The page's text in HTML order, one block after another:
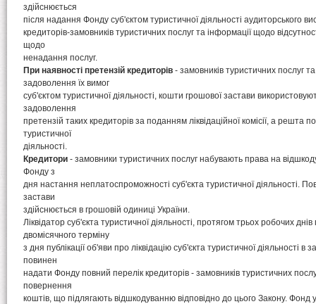
здійснюється
після надання Фонду суб'єктом туристичної діяльності аудиторського
кредиторів-замовників туристичних послуг та інформації щодо
щодо
ненадання послуг.
При наявності претензій кредиторів - замовників туристичних послуг
задоволення їх вимог
суб'єктом туристичної діяльності, кошти грошової застави
задоволення
претензій таких кредиторів за поданням ліквідаційної комісії, а решта
туристичної
діяльності.
Кредитори - замовники туристичних послуг набувають права на
Фонду з
дня настання неплатоспроможності суб'єкта туристичної діяльності.
застави
здійснюється в грошовій одиниці України.
Ліквідатор суб'єкта туристичної діяльності, протягом трьох робочих днів
двомісячного терміну
з дня публікації об'яви про ліквідацію суб'єкта туристичної діяльності в
повинен
надати Фонду повний перелік кредиторів - замовників туристичних
повернення
коштів, що підлягають відшкодуванню відповідно до цього Закону. Фонд